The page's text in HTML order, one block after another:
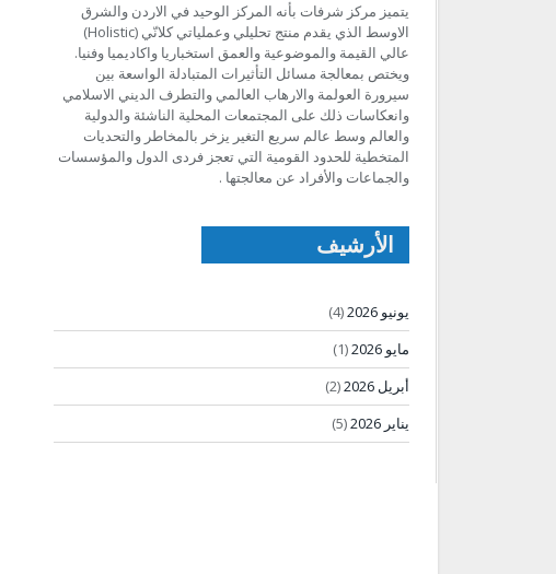
يتميز مركز شرفات بأنه المركز الوحيد في الاردن والشرق
الاوسط الذي يقدم منتج تحليلي وعملياتي كلانّي (Holistic)
عالي القيمة والموضوعية والعمق استخباريا واكاديميا وفنيا.
ويختص بمعالجة مسائل التأثيرات المتبادلة الواسعة بين
سيرورة العولمة والارهاب العالمي والتطرف الديني الاسلامي
وانعكاسات ذلك على المجتمعات المحلية الناشئة والدولية
والعالم وسط عالم سريع التغير يزخر بالمخاطر والتحديات
المتخطية للحدود القومية التي تعجز فردى الدول والمؤسسات
والجماعات والأفراد عن معالجتها .
الأرشيف
يونيو 2026
(4)
مايو 2026
(1)
أبريل 2026
(2)
يناير 2026
(5)